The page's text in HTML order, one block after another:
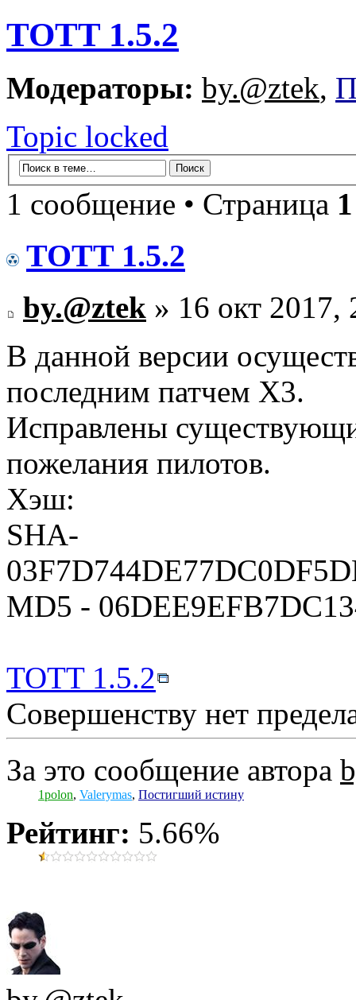
TOTT 1.5.2
Модераторы: by.@ztek,
Topic locked
1 сообщение • Страница 1
TOTT 1.5.2
by.@ztek » 16 окт 2017,
В данной версии
последним патчем Х3.
Исправлены
пожелания пилотов.
Хэш:
SHA-
MD5 -
TOTT 1.5.2
Совершенству нет
За это сообщение автора
1polon, Valerymas, Постигший истину
Рейтинг: 5.66%